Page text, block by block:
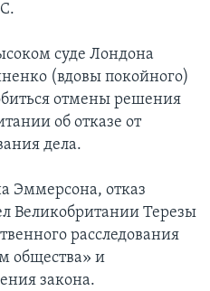
суде Лондона
(вдовы покойного)
отмены решения
об отказе от
дела.
Эммерсона, отказ
Великобритании Терезы
расследования
общества» и
закона.